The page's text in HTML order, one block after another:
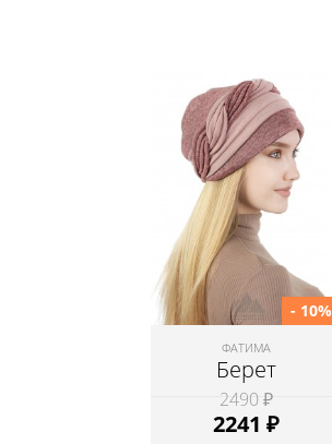
ФАТИМА
Берет
2490 ₽
2241 ₽
- 10%